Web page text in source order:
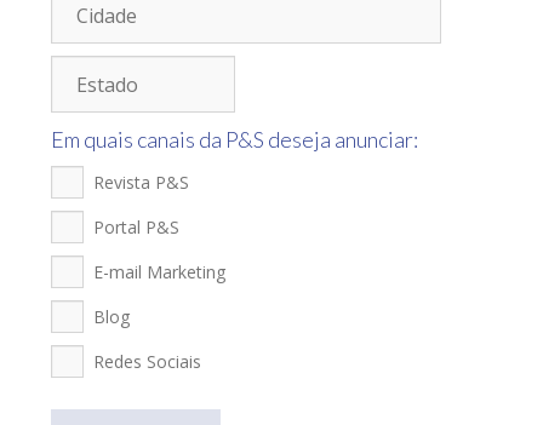
Em quais canais da P&S deseja anunciar:
Revista P&S
Portal P&S
E-mail Marketing
Blog
Redes Sociais